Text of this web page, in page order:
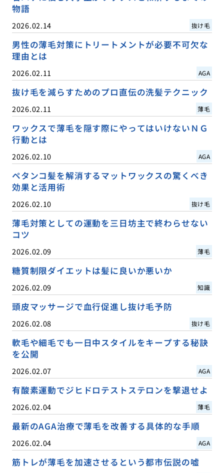
物語
2026.02.14 抜け毛
男性の薄毛対策にトリートメントが必要不可欠な
理由とは
2026.02.11 AGA
抜け毛を減らすためのプロ直伝の洗髪テクニック
2026.02.11 薄毛
ワックスで薄毛を隠す際にやってはいけないＮＧ
行動とは
2026.02.10 AGA
ペタンコ髪を解消するマットワックスの驚くべき
効果と活用術
2026.02.10 抜け毛
薄毛対策としての運動を三日坊主で終わらせない
コツ
2026.02.09 薄毛
糖質制限ダイエットは髪に良いか悪いか
2026.02.09 知識
頭皮マッサージで血行促進し抜け毛予防
2026.02.08 抜け毛
軟毛や細毛でも一日中スタイルをキープする秘訣
を公開
2026.02.07 AGA
有酸素運動でジヒドロテストステロンを撃退せよ
2026.02.04 薄毛
最新のAGA治療で薄毛を改善する具体的な手順
2026.02.04 AGA
筋トレが薄毛を加速させるという都市伝説の嘘